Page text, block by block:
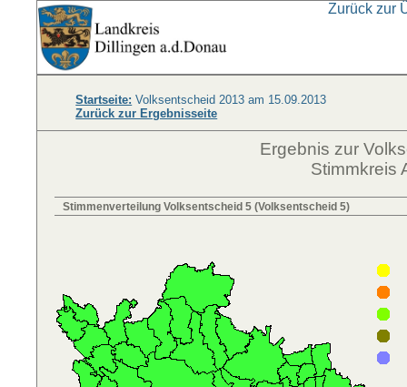
Zurück zur
Startseite: Volksentscheid 2013 am 15.09.2013
Zurück zur Ergebnisseite
Ergebnis zur
Stimmkreis
Stimmenverteilung Volksentscheid 5 (Volksentscheid 5)